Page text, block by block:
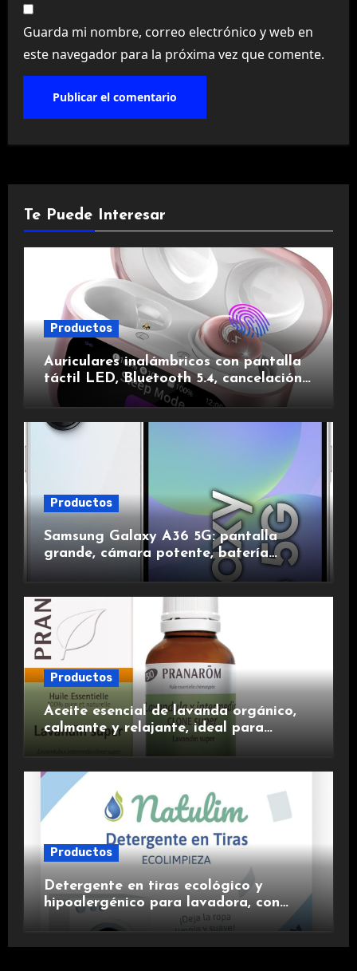
Guarda mi nombre, correo electrónico y web en
este navegador para la próxima vez que comente.
Te Puede Interesar
Productos
Auriculares inalámbricos con pantalla
táctil LED, Bluetooth 5.4, cancelación
de ruido, impermeables y de larga
duración.
Productos
Samsung Galaxy A36 5G: pantalla
grande, cámara potente, batería
duradera y carga rápida para una
experiencia premium.
Productos
Aceite esencial de lavanda orgánico,
calmante y relajante, ideal para
Productos
Detergente en tiras ecológico y
hipoalergénico para lavadora, con
suavizante incluido y fragancia de
lavanda.